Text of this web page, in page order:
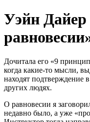
Уэйн
Дочитала его «9
когда какие-то мысли,
находят подтверждение
других людях.
О равновесии я
недавно было, а уже